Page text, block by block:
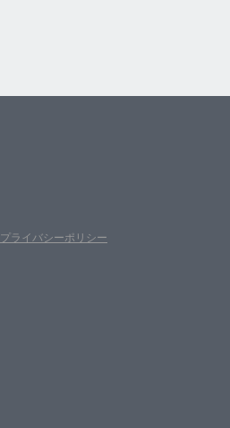
プライバシーポリシー